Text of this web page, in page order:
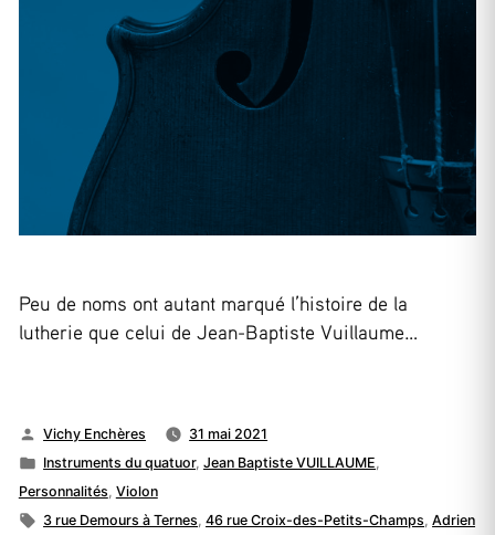
Peu de noms ont autant marqué l’histoire de la
lutherie que celui de Jean-Baptiste Vuillaume…
Publié
par
Vichy Enchères
31 mai 2021
Publié
dans
Instruments du quatuor,Jean Baptiste VUILLAUME
Personnalités Violon
Étiquettes :
3 rue Demours à Ternes ,46 rue Croix-des-Petits-Champs ,Adrien